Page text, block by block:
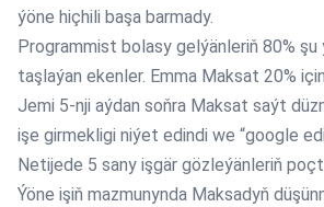
ýöne hiçhili başa barmady.
Programmist bolasy gelýänleriň 80% şu
taşlaýan ekenler. Emma Maksat 20%
Jemi 5-nji aýdan soňra Maksat saýt
işe girmekligi niýet edindi we “google
Netijede 5 sany işgär gözleýänleriň
Ýöne işiň mazmunynda Maksadyň